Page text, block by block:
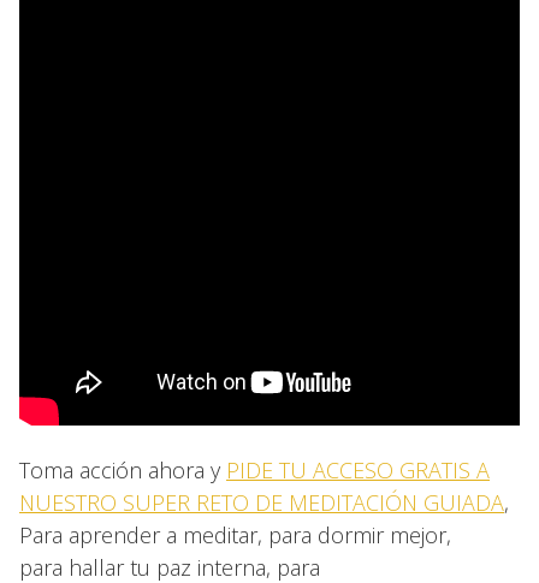
Toma acción ahora y PIDE TU ACCESO GRATIS A
NUESTRO SUPER RETO DE MEDITACIÓN GUIADA,
Para aprender a meditar, para dormir mejor,
para hallar tu paz interna, para